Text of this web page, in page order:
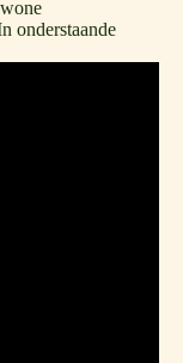
onderstaande